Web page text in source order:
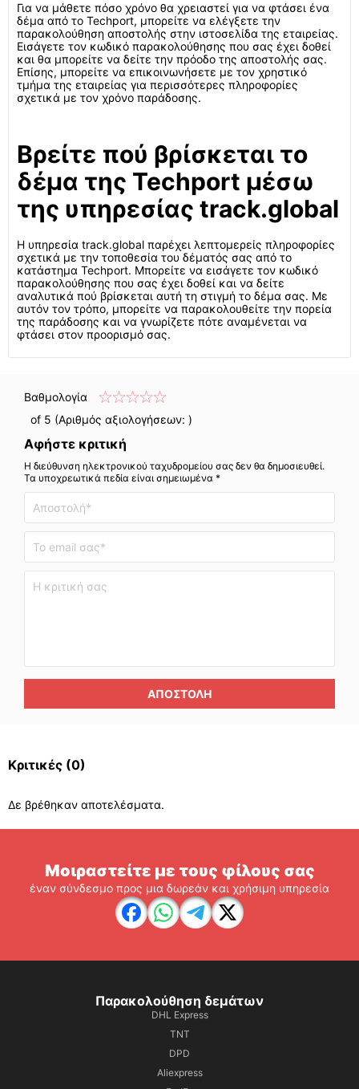
Για να μάθετε πόσο χρόνο θα χρειαστεί για να φτάσει ένα
δέμα από το Techport, μπορείτε να ελέγξετε την
παρακολούθηση αποστολής στην ιστοσελίδα της εταιρείας.
Εισάγετε τον κωδικό παρακολούθησης που σας έχει δοθεί
και θα μπορείτε να δείτε την πρόοδο της αποστολής σας.
Επίσης, μπορείτε να επικοινωνήσετε με τον χρηστικό
τμήμα της εταιρείας για περισσότερες πληροφορίες
σχετικά με τον χρόνο παράδοσης.
Βρείτε πού βρίσκεται το
δέμα της Techport μέσω
της υπηρεσίας track.global
Η υπηρεσία track.global παρέχει λεπτομερείς πληροφορίες
σχετικά με την τοποθεσία του δέματός σας από το
κατάστημα Techport. Μπορείτε να εισάγετε τον κωδικό
παρακολούθησης που σας έχει δοθεί και να δείτε
αναλυτικά πού βρίσκεται αυτή τη στιγμή το δέμα σας. Με
αυτόν τον τρόπο, μπορείτε να παρακολουθείτε την πορεία
της παράδοσης και να γνωρίζετε πότε αναμένεται να
φτάσει στον προορισμό σας.
Βαθμολογία
of 5 (Αριθμός αξιολογήσεων: )
Αφήστε κριτική
Η διεύθυνση ηλεκτρονικού ταχυδρομείου σας δεν θα δημοσιευθεί.
Τα υποχρεωτικά πεδία είναι σημειωμένα *
ΑΠΟΣΤΟΛΉ
Κριτικές (0)
Δε βρέθηκαν αποτελέσματα.
Μοιραστείτε με τους φίλους σας
έναν σύνδεσμο προς μια δωρεάν και χρήσιμη υπηρεσία
Παρακολούθηση δεμάτων
DHL Express
TNT
DPD
Aliexpress